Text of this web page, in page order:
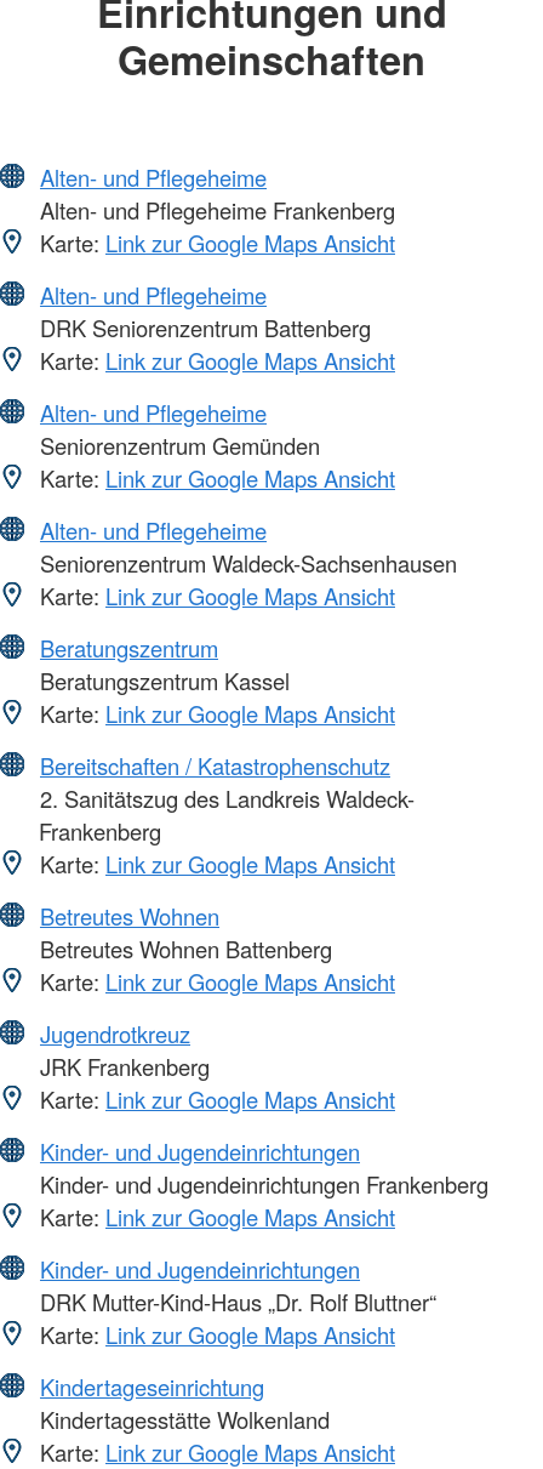
Einrichtungen und
Gemeinschaften
Alten- und Pflegeheime
Alten- und Pflegeheime Frankenberg
Karte: Link zur Google Maps Ansicht
Alten- und Pflegeheime
DRK Seniorenzentrum Battenberg
Karte: Link zur Google Maps Ansicht
Alten- und Pflegeheime
Seniorenzentrum Gemünden
Karte: Link zur Google Maps Ansicht
Alten- und Pflegeheime
Seniorenzentrum Waldeck-Sachsenhausen
Karte: Link zur Google Maps Ansicht
Beratungszentrum
Beratungszentrum Kassel
Karte: Link zur Google Maps Ansicht
Bereitschaften / Katastrophenschutz
2. Sanitätszug des Landkreis Waldeck-
Frankenberg
Karte: Link zur Google Maps Ansicht
Betreutes Wohnen
Betreutes Wohnen Battenberg
Karte: Link zur Google Maps Ansicht
Jugendrotkreuz
JRK Frankenberg
Karte: Link zur Google Maps Ansicht
Kinder- und Jugendeinrichtungen
Kinder- und Jugendeinrichtungen Frankenberg
Karte: Link zur Google Maps Ansicht
Kinder- und Jugendeinrichtungen
DRK Mutter-Kind-Haus „Dr. Rolf Bluttner“
Karte: Link zur Google Maps Ansicht
Kindertageseinrichtung
Kindertagesstätte Wolkenland
Karte: Link zur Google Maps Ansicht